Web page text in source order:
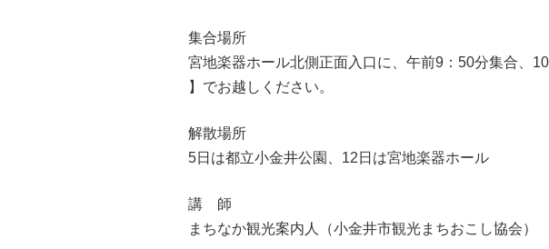
集合場所
宮地楽器ホール北側正面入口に、午前9：50分集合、
】でお越しください。
解散場所
5日は都立小金井公園、12日は宮地楽器ホール
講 師
まちなか観光案内人（小金井市観光まちおこし協会）